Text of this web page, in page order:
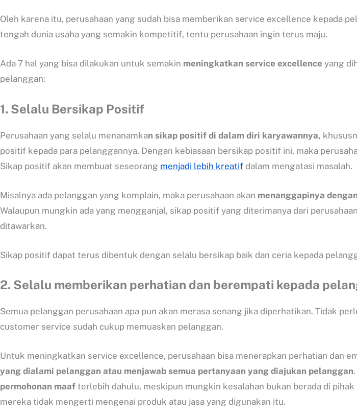
Oleh karena itu, perusahaan yang sudah bisa memberikan service excellence kepada
tengah dunia usaha yang semakin kompetitif, tentu perusahaan ingin terus maju.
Ada 7 hal yang bisa dilakukan untuk semakin meningkatkan service excellence yang
pelanggan:
1. Selalu Bersikap Positif
Perusahaan yang selalu menanamkan sikap positif di dalam diri karyawannya,
positif kepada para pelanggannya. Dengan kebiasaan bersikap positif ini, maka
Sikap positif akan membuat seseorang menjadi lebih kreatif dalam mengatasi masalah.
Misalnya ada pelanggan yang komplain, maka perusahaan akan menanggapinya
Walaupun mungkin ada yang mengganjal, sikap positif yang diterimanya dari
ditawarkan.
Sikap positif dapat terus dibentuk dengan selalu bersikap baik dan ceria kepada
2. Selalu memberikan perhatian dan berempati kepada
Semua pelanggan perusahaan apa pun akan merasa senang jika diperhatikan. Tidak
customer service sudah cukup memuaskan pelanggan.
Untuk meningkatkan service excellence, perusahaan bisa menerapkan perhatian dan
yang dialami pelanggan atau menjawab semua pertanyaan yang diajukan pelanggan
permohonan maaf terlebih dahulu, meskipun mungkin kesalahan bukan berada di
mereka tidak mengerti mengenai produk atau jasa yang digunakan itu.